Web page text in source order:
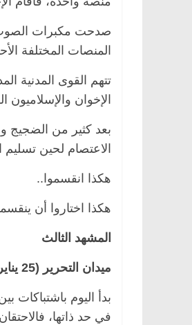
صدحت مكبرات
المنصات المختلفة
تتهم القوى المدنية
الإخوان
بعد كثير من الضجيج
الاعتصام لحين
هكذا انقسموا..
هكذا اختاروا أن
المشهد الثالث
ميدان التحرير (25 يناير 2013)
بدأ اليوم باشتباكات
في حد ذاتها،